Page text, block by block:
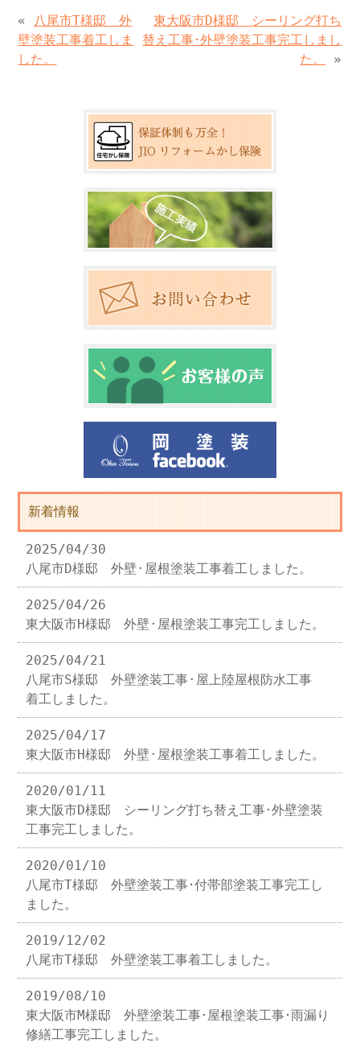
« 八尾市T様邸 外
壁塗装工事着工しま
した。
東大阪市D様邸 シーリング打ち
替え工事･外壁塗装工事完工しまし
た。
»
新着情報
2025/04/30
八尾市D様邸 外壁·屋根塗装工事着工しました。
2025/04/26
東大阪市H様邸 外壁·屋根塗装工事完工しました。
2025/04/21
八尾市S様邸 外壁塗装工事·屋上陸屋根防水工事
着工しました。
2025/04/17
東大阪市H様邸 外壁·屋根塗装工事着工しました。
2020/01/11
東大阪市D様邸 シーリング打ち替え工事･外壁塗装
工事完工しました。
2020/01/10
八尾市T様邸 外壁塗装工事･付帯部塗装工事完工し
ました。
2019/12/02
八尾市T様邸 外壁塗装工事着工しました。
2019/08/10
東大阪市M様邸 外壁塗装工事･屋根塗装工事･雨漏り
修繕工事完工しました。